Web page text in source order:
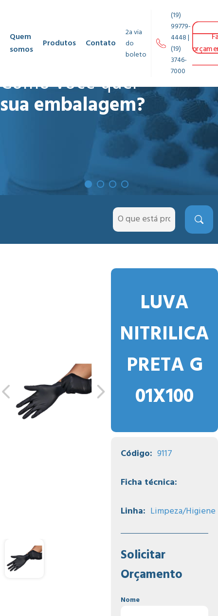
Quem
somos
Produtos Contato
2a via
do
boleto
(19)
99779-
4448 |
(19)
3746-
7000
Como você quer
sua embalagem?
LUVA
NITRILICA
PRETA G
01X100
Código: 9117
Ficha técnica:
Linha: Limpeza/Higiene
Solicitar
Orçamento
Nome